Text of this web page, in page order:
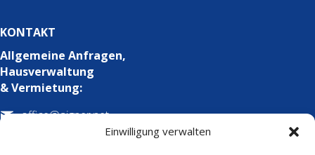
Einwilligung verwalten
KONTAKT
Allgemeine Anfragen,
Hausverwaltung
& Vermietung:
Mailadresse office@aigner.net
office@aigner.net